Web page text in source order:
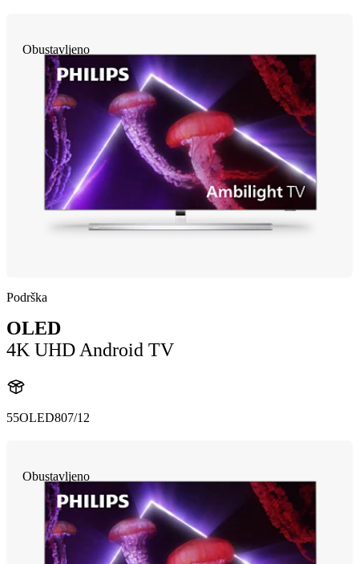
Obustavljeno
Podrška
OLED
4K UHD Android TV
55OLED807/12
Obustavljeno